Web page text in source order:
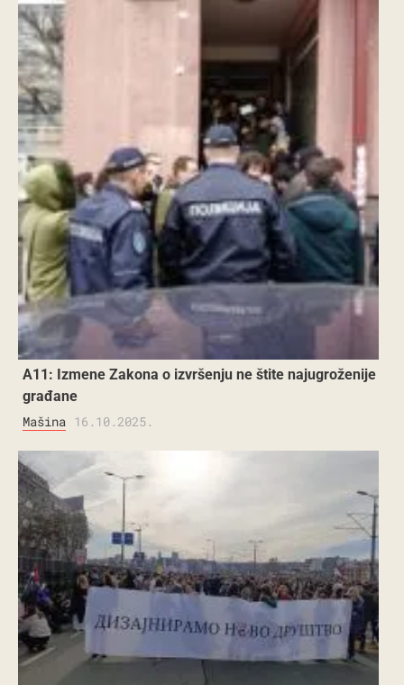
A11: Izmene Zakona o izvršenju ne štite najugroženije
građane
Mašina 16.10.2025.